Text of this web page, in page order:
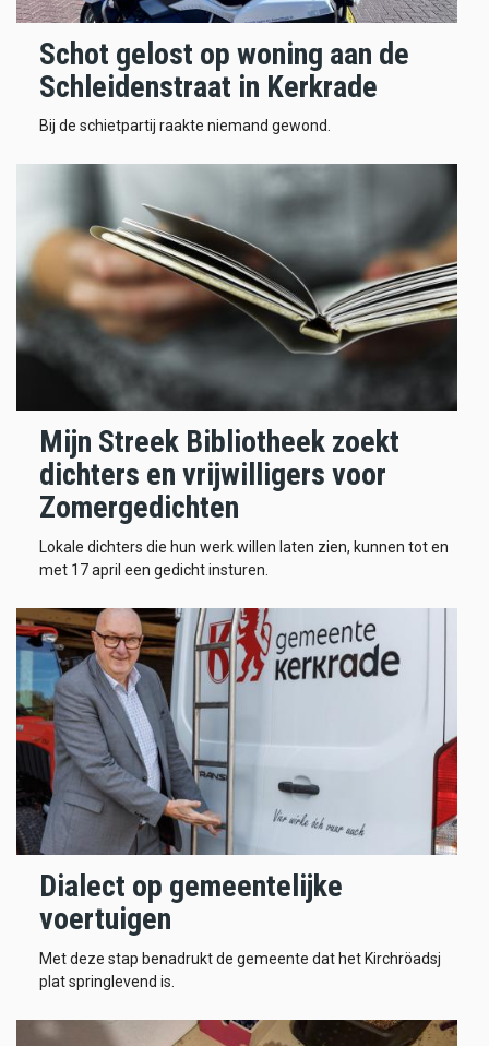
Schot gelost op woning aan de
Schleidenstraat in Kerkrade
Bij de schietpartij raakte niemand gewond.
Mijn Streek Bibliotheek zoekt
dichters en vrijwilligers voor
Zomergedichten
Lokale dichters die hun werk willen laten zien, kunnen tot en
met 17 april een gedicht insturen.
Dialect op gemeentelijke
voertuigen
Met deze stap benadrukt de gemeente dat het Kirchröadsj
plat springlevend is.